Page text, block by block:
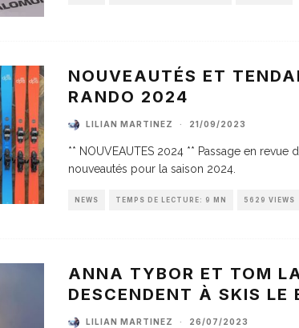
NOUVEAUTÉS ET
RANDO 2024
LILIAN MARTINEZ · 21/09/2023
** NOUVEAUTES 2024 ** Passage en revue
nouveautés pour la saison 2024.
NEWS TEMPS DE LECTURE: 9 MN 5629 VIEWS
ANNA TYBOR ET TOM
DESCENDENT À SKIS LE
LILIAN MARTINEZ · 26/07/2023